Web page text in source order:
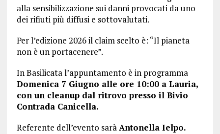
alla sensibilizzazione sui danni provocati da uno
dei rifiuti più diffusi e sottovalutati.
Per l’edizione 2026 il claim scelto è: “Il pianeta
non è un portacenere”.
In Basilicata l’appuntamento è in programma
Domenica 7 Giugno alle ore 10:00 a Lauria,
con un cleanup dal ritrovo presso il Bivio
Contrada Canicella.
Referente dell’evento saràAntonella Ielpo.